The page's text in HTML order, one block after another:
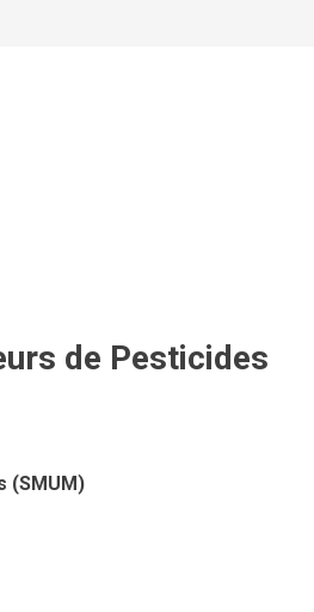
de Pesticides
(SMUM)